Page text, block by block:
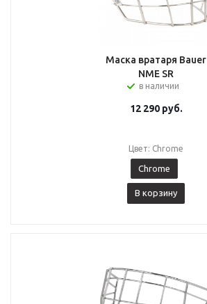
Маска вратаря Bauer
NME SR
в наличии
12 290руб.
Цвет: Chrome
Chrome
В корзину